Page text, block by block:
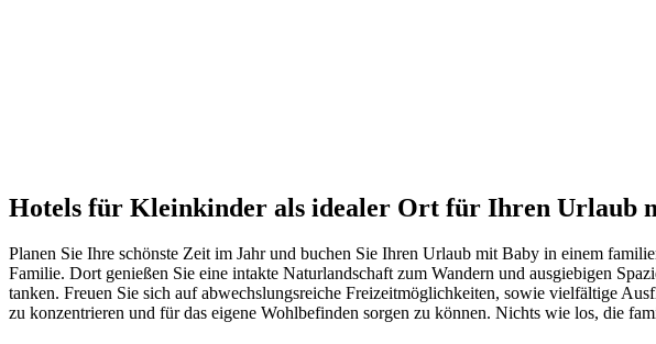
Hotels für Kleinkinder als idealer Ort für Ihren Urlaub
Planen Sie Ihre schönste Zeit im Jahr und buchen Sie Ihren Urlaub mit Baby in einem
Familie. Dort genießen Sie eine intakte Naturlandschaft zum Wandern und ausgiebigen
tanken. Freuen Sie sich auf abwechslungsreiche Freizeitmöglichkeiten, sowie vielfältige
zu konzentrieren und für das eigene Wohlbefinden sorgen zu können. Nichts wie los, die